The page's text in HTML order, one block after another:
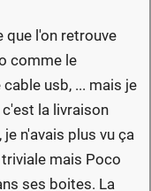
que l'on retrouve
comme le
usb, ... mais je
la livraison
n'avais plus vu ça
mais Poco
ses boites. La